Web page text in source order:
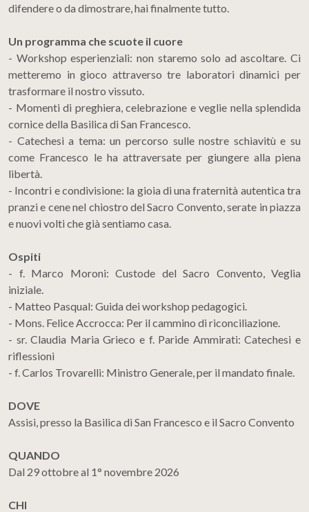
difendere o da dimostrare, hai finalmente tutto.
Un programma che scuote il cuore
- Workshop esperienziali: non staremo solo ad ascoltare. Ci
metteremo in gioco attraverso tre laboratori dinamici per
trasformare il nostro vissuto.
- Momenti di preghiera, celebrazione e veglie nella splendida
cornice della Basilica di San Francesco.
- Catechesi a tema: un percorso sulle nostre schiavitù e su
come Francesco le ha attraversate per giungere alla piena
libertà.
- Incontri e condivisione: la gioia di una fraternità autentica tra
pranzi e cene nel chiostro del Sacro Convento, serate in piazza
e nuovi volti che già sentiamo casa.
Ospiti
- f. Marco Moroni: Custode del Sacro Convento, Veglia
iniziale.
- Matteo Pasqual: Guida dei workshop pedagogici.
- Mons. Felice Accrocca: Per il cammino di riconciliazione.
- sr. Claudia Maria Grieco e f. Paride Ammirati: Catechesi e
riflessioni
- f. Carlos Trovarelli: Ministro Generale, per il mandato finale.
DOVE
Assisi, presso la Basilica di San Francesco e il Sacro Convento
QUANDO
Dal 29 ottobre al 1° novembre 2026
CHI